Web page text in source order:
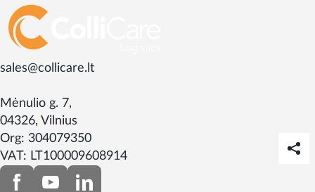
sales@collicare.lt
Mėnulio g. 7,
04326, Vilnius
Org: 304079350
VAT: LT100009608914